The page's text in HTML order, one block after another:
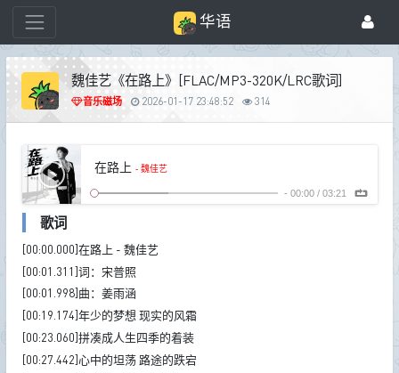
华语
魏佳艺《在路上》[FLAC/MP3-320K/LRC歌词]
音乐磁场 2026-01-17 23:48:52 314
在路上 - 魏佳艺
- 00:00/ 03:21
歌词
[00:00.000]在路上 - 魏佳艺
[00:01.311]词：宋普照
[00:01.998]曲：姜雨涵
[00:19.174]年少的梦想 现实的风霜
[00:23.060]拼凑成人生四季的着装
[00:27.442]心中的坦荡 路途的跌宕